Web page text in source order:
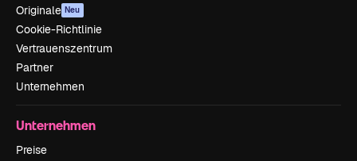
Originale Neu
Cookie-Richtlinie
Vertrauenszentrum
Partner
Unternehmen
Unternehmen
Preise